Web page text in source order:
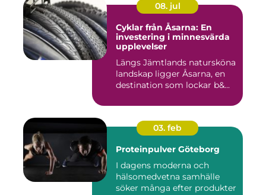
08. jul
Cyklar från Åsarna: En
investering i minnesvärda
upplevelser
Längs Jämtlands natursköna
landskap ligger Åsarna, en
destination som lockar b&...
03. feb
Proteinpulver Göteborg
I dagens moderna och
hälsomedvetna samhälle
söker många efter produkter